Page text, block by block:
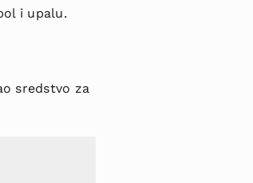
i upalu.
sredstvo za